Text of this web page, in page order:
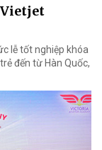
Vietjet
lễ tốt nghiệp khóa
đến từ Hàn Quốc,